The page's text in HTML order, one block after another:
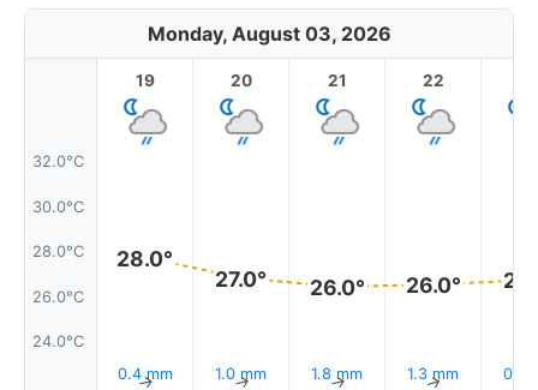
Monday, August 03, 2026
32.0°C
30.0°C
28.0°C
26.0°C
24.0°C
19
28.0°
0.4 mm
↑
20
27.0°
1.0 mm
↑
21
26.0°
1.8 mm
↑
22
26.0°
1.3 mm
↑ 0.1